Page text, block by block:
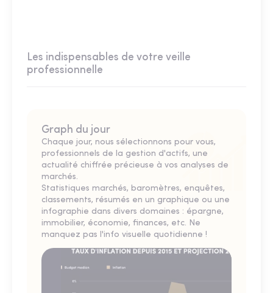
Les indispensables de votre veille
professionnelle
Graph du jour
Chaque jour, nous sélectionnons pour vous,
professionnels de la gestion d'actifs, une
actualité chiffrée précieuse à vos analyses de
marchés.
Statistiques marchés, baromètres, enquêtes,
classements, résumés en un graphique ou une
infographie dans divers domaines : épargne,
immobilier, économie, finances, etc. Ne
manquez pas l'info visuelle quotidienne !